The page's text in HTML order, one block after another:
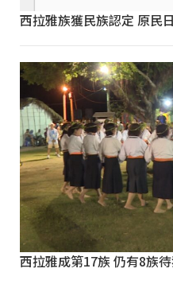
西拉雅族獲民族認定 原民
西拉雅成第17族 仍有8族